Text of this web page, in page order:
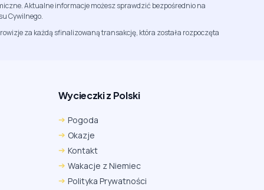
Aktualne informacje możesz sprawdzić bezpośrednio na
Cywilnego.
za każdą sfinalizowaną transakcję, która została rozpoczęta
Wycieczki z Polski
Pogoda
Okazje
Kontakt
Wakacje z Niemiec
Polityka Prywatności
Edge
Ustawienia → Prywatność i bezpieczeństwo → Pliki
cookie innych firm → ustaw „Zezwalaj”.
Na czas rezerwacji nie blokuj cookies i śledzenia dla tej
Na czas rezerwacji nie korzystaj z trybu incognito.